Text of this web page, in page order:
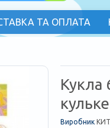
ТА ОПЛАТА
Кукла
кульке
Виробник